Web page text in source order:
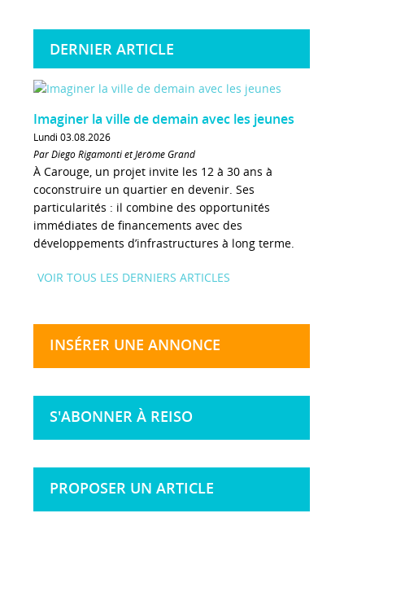
DERNIER ARTICLE
Imaginer la ville de demain avec les jeunes
Lundi 03.08.2026
Par Diego Rigamonti et Jérôme Grand
À Carouge, un projet invite les 12 à 30 ans à
coconstruire un quartier en devenir. Ses
particularités : il combine des opportunités
immédiates de financements avec des
développements d’infrastructures à long terme.
VOIR TOUS LES DERNIERS ARTICLES
INSÉRER UNE ANNONCE
S'ABONNER À REISO
PROPOSER UN ARTICLE